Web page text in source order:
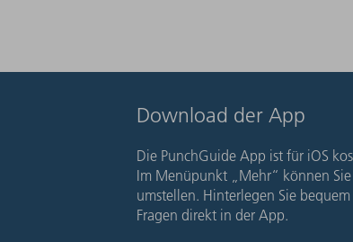
Download der App
Die PunchGuide App ist für iOS
Im Menüpunkt „Mehr“ können
umstellen. Hinterlegen Sie
Fragen direkt in der App.